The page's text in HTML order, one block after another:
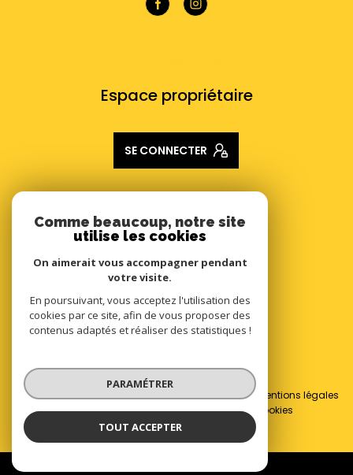
Espace propriétaire
SE CONNECTER
ADHÉRENTS
Nous adhérons
© 2026 | Tous droits réservés
Nos honoraires
Nos partenaires
Mentions légales
Admin
Politique RGPD Cookies
Réalisé par :
Comme beaucoup, notre site
utilise les cookies
On aimerait vous accompagner pendant
votre visite.
En poursuivant, vous acceptez l'utilisation des
cookies par ce site, afin de vous proposer des
contenus adaptés et réaliser des statistiques !
PARAMÉTRER
TOUT ACCEPTER